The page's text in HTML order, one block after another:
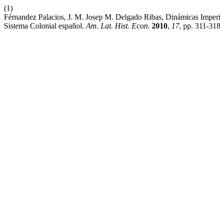
(1)
Férnandez Palacios, J. M. Josep M. Delgado Ribas, Dinámicas
Sistema Colonial español. Am. Lat. Hist. Econ. 2010, 17, pp. 311-